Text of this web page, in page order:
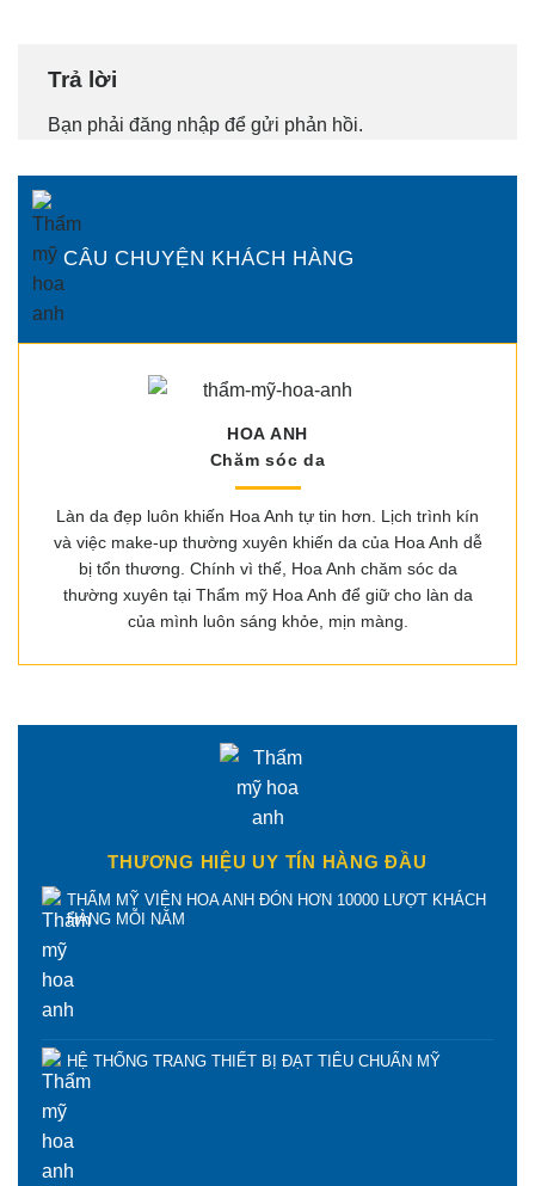
Trả lời
Bạn phải đăng nhập để gửi phản hồi.
CÂU CHUYỆN KHÁCH HÀNG
HOA ANH
Chăm sóc da
Làn da đẹp luôn khiến Hoa Anh tự tin hơn. Lịch trình kín
và việc make-up thường xuyên khiến da của Hoa Anh dễ
bị tổn thương. Chính vì thế, Hoa Anh chăm sóc da
thường xuyên tại Thẩm mỹ Hoa Anh để giữ cho làn da
của mình luôn sáng khỏe, mịn màng.
THƯƠNG HIỆU UY TÍN HÀNG ĐẦU
THẨM MỸ VIỆN HOA ANH ĐÓN HƠN 10000 LƯỢT KHÁCH
HÀNG MỖI NĂM
HỆ THỐNG TRANG THIẾT BỊ ĐẠT TIÊU CHUẨN MỸ